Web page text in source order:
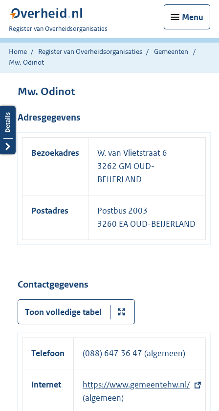
Menu
U
bent
nu
hier:
Register van Overheidsorganisaties
Home Register van Overheidsorganisaties
Gemeenten
Mw. Odinot
Mw. Odinot
Adresgegevens
Bezoekadres
W. van Vlietstraat 6
3262 GM OUD-
BEIJERLAND
Postadres
Postbus 2003
3260 EA OUD-BEIJERLAND
Contactgegevens
Toon volledige tabel
Telefoon (088) 647 36 47 (algemeen)
Internet
E
x
https://www.gemeentehw.nl/
(algemeen)